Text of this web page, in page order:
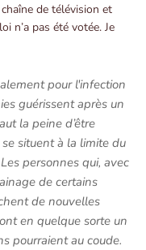
de télévision et
n’a pas été votée. Je
pour l'infection
guérissent après un
la peine d’être
situent à la limite du
personnes qui, avec
de certains
de nouvelles
en quelque sorte un
pourraient au coude.